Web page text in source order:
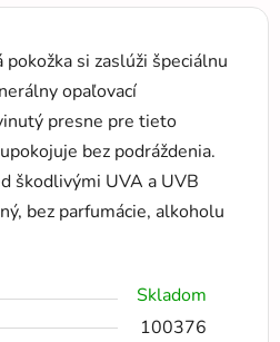
si zaslúži špeciálnu
opaľovací
presne pre tieto
bez podráždenia.
škodlivými UVA a UVB
bez parfumácie, alkoholu
Skladom
100376